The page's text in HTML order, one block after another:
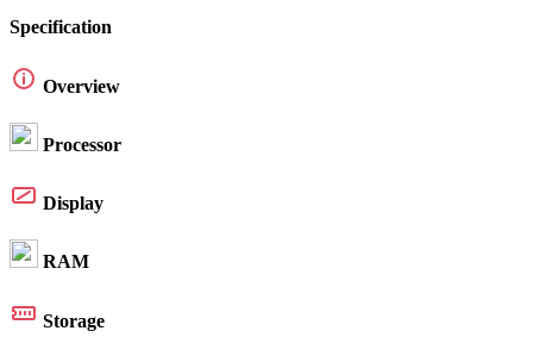
Specification
Overview
Processor
Display
RAM
Storage